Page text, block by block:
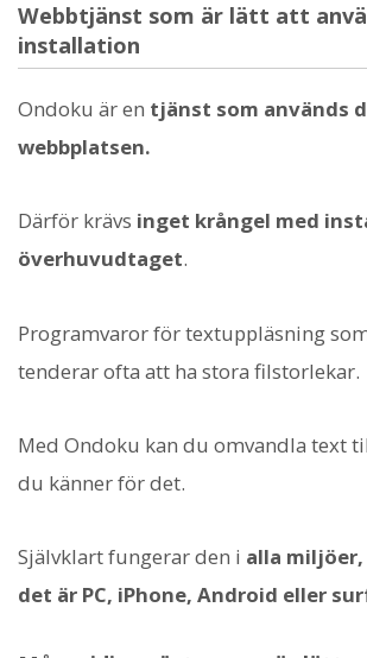
Webbtjänst som är lätt att
installation
Ondoku är en tjänst som används
webbplatsen.
Därför krävs inget krångel med
överhuvudtaget.
Programvaror för textuppläsning
tenderar ofta att ha stora filstorlekar.
Med Ondoku kan du omvandla text
du känner för det.
Självklart fungerar den i alla
det är PC, iPhone, Android eller